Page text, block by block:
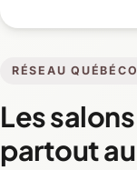
RÉSEAU
Les
partout